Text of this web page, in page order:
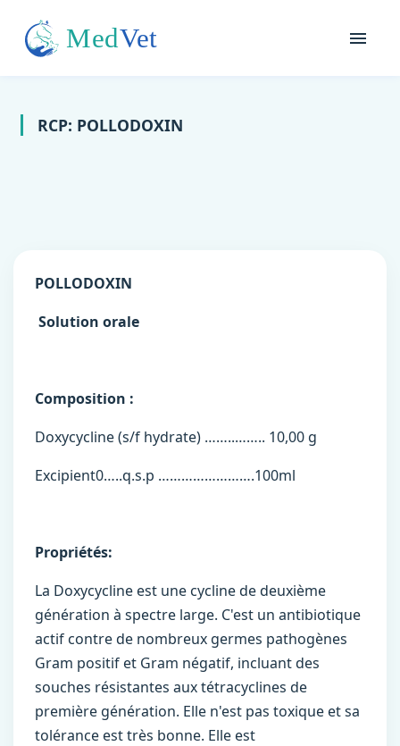
RCP: POLLODOXIN
POLLODOXIN
Solution orale
Composition :
Doxycycline (s/f hydrate) ……..…….. 10,00 g
Excipient0…..q.s.p …………………….100ml
Propriétés:
La Doxycycline est une cycline de deuxième
génération à spectre large. C'est un antibiotique
actif contre de nombreux germes pathogènes
Gram positif et Gram négatif, incluant des
souches résistantes aux tétracyclines de
première génération. Elle n'est pas toxique et sa
tolérance est très bonne. Elle est